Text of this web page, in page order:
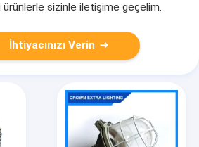
ürünlerle sizinle iletişime geçelim.
İhtiyacınızı Verin